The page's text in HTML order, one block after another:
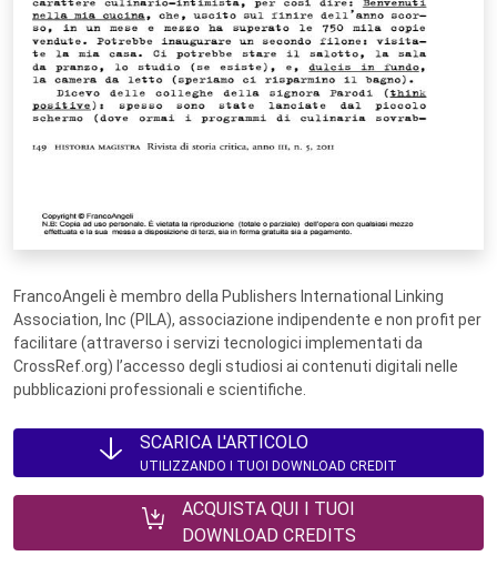
FrancoAngeli è membro della Publishers International Linking
Association, Inc (PILA), associazione indipendente e non profit per
facilitare (attraverso i servizi tecnologici implementati da
CrossRef.org) l’accesso degli studiosi ai contenuti digitali nelle
pubblicazioni professionali e scientifiche.
SCARICA L'ARTICOLO
UTILIZZANDO I TUOI DOWNLOAD CREDIT
ACQUISTA QUI I TUOI
DOWNLOAD CREDITS